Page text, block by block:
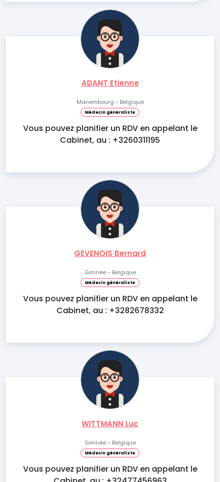
ADANT Etienne
Mariembourg - Belgique
Médecin généraliste
Vous pouvez planifier un RDV en appelant le
Cabinet, au : +3260311195
GEVENOIS Bernard
Gimnée - Belgique
Médecin généraliste
Vous pouvez planifier un RDV en appelant le
Cabinet, au : +3282678332
WITTMANN Luc
Gimnée - Belgique
Médecin généraliste
Vous pouvez planifier un RDV en appelant le